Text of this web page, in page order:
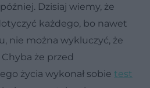
Dzisiaj wiemy, że
każdego, bo nawet
nie można wykluczyć, że
że przed
życia wykonał sobie test